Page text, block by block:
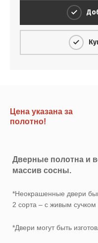
Цена указана за
полотно!
Дверные полотна и
массив сосны.
*Неокрашенные двери
2 сорта – с живым сучком
*Двери могут быть